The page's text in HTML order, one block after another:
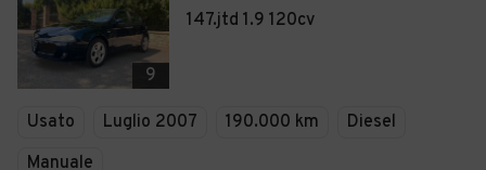
9
147.jtd 1.9 120cv
Usato Luglio 2007 190.000 km
Diesel
Manuale